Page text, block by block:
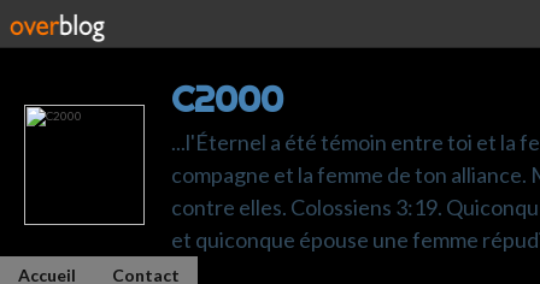
C2000
...l'Éternel a été témoin entre toi et la
compagne et la femme de ton alliance.
contre elles. Colossiens 3:19.
et quiconque épouse une femme
Accueil Contact